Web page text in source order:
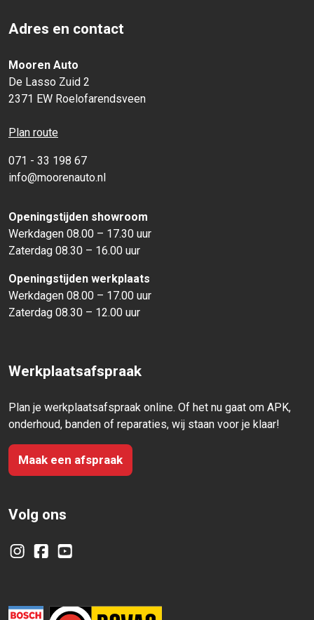
Adres en contact
Mooren Auto
De Lasso Zuid 2
2371 EW Roelofarendsveen
Plan route
071 - 33 198 67
info@moorenauto.nl
Openingstijden showroom
Werkdagen 08.00 – 17.30 uur
Zaterdag 08.30 – 16.00 uur
Openingstijden werkplaats
Werkdagen 08.00 – 17.00 uur
Zaterdag 08.30 – 12.00 uur
Werkplaatsafspraak
Plan je werkplaatsafspraak online. Of het nu gaat om APK,
onderhoud, banden of reparaties, wij staan voor je klaar!
Maak een afspraak
Volg ons
Instagram
FacebookYouTube